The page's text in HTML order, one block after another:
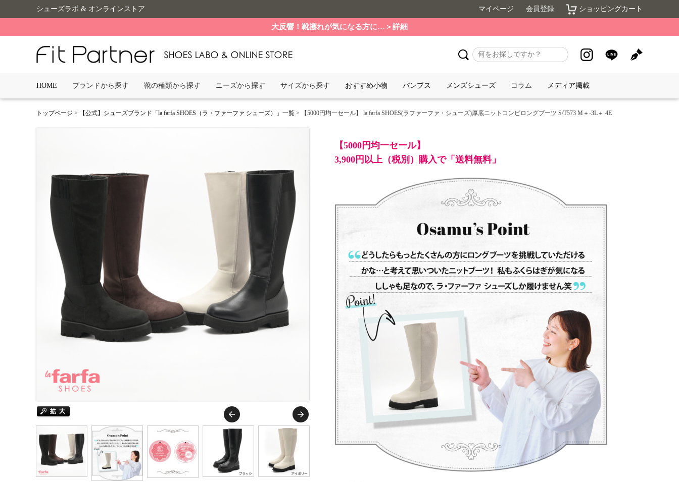
シューズラボ & オンラインストア マイページ 会員登録 ショッピングカート
大反響！靴擦れが気になる方に…＞詳細
HOME ブランドから探す 靴の種類から探す ニーズから探す サイズから探す おすすめ小物 パンプス メンズシューズ コラム メディア掲載
トップページ > 【公式】シューズブランド「la farfa SHOES（ラ・ファーファ シューズ）」一覧 > 【5000円均一セール】 la farfa SHOES(ラファーファ・シューズ)厚底ニットコンビロングブーツ S/T573 M＋-3L＋ 4E
【5000円均一セール】
3,900円以上（税別）購入で「送料無料」